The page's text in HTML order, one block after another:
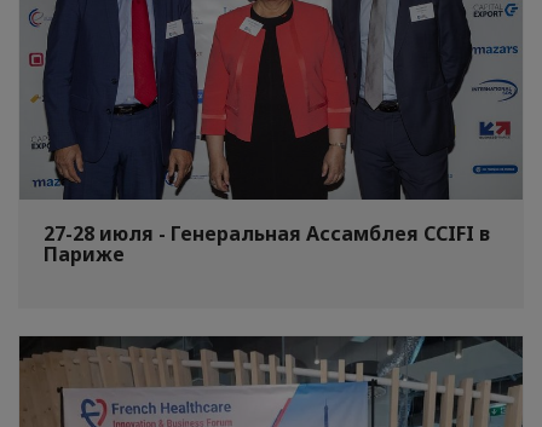
27-28 июля - Генеральная Ассамблея CCIFI в
Париже